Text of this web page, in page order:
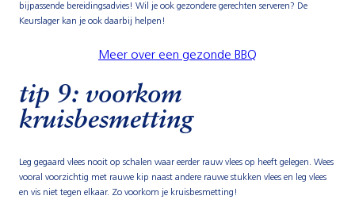
bijpassende bereidingsadvies! Wil je ook gezondere gerechten serveren? De
Keurslager kan je ook daarbij helpen!
Meer over een gezonde BBQ
tip 9: voorkom
kruisbesmetting
Leg gegaard vlees nooit op schalen waar eerder rauw vlees op heeft gelegen. Wees
vooral voorzichtig met rauwe kip naast andere rauwe stukken vlees en leg vlees
en vis niet tegen elkaar. Zo voorkom je kruisbesmetting!